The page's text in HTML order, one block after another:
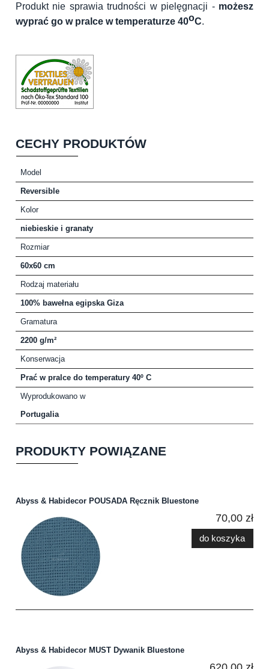
Produkt nie sprawia trudności w pielęgnacji - możesz
wyprać go w pralce w temperaturze 40oC.
CECHY PRODUKTÓW
Model
Reversible
Kolor
niebieskie i granaty
Rozmiar
60x60 cm
Rodzaj materiału
100% bawełna egipska Giza
Gramatura
2200 g/m²
Konserwacja
Prać w pralce do temperatury 40º C
Wyprodukowano w
Portugalia
PRODUKTY POWIĄZANE
Abyss & Habidecor POUSADA Ręcznik Bluestone
70,00 zł
do koszyka
Abyss & Habidecor MUST Dywanik Bluestone